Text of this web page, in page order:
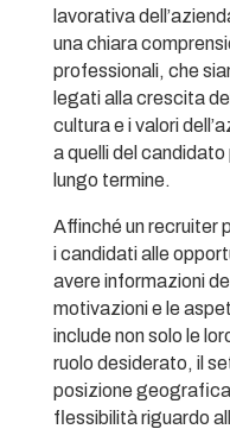
lavorativa
una chiara
professionali, che
legati alla crescita
cultura e i valori
a quelli del
lungo termine.
Affinché un recruiter
i candidati alle
avere informazioni
motivazioni e le
include non solo le
ruolo desiderato, il
posizione
flessibilità riguardo